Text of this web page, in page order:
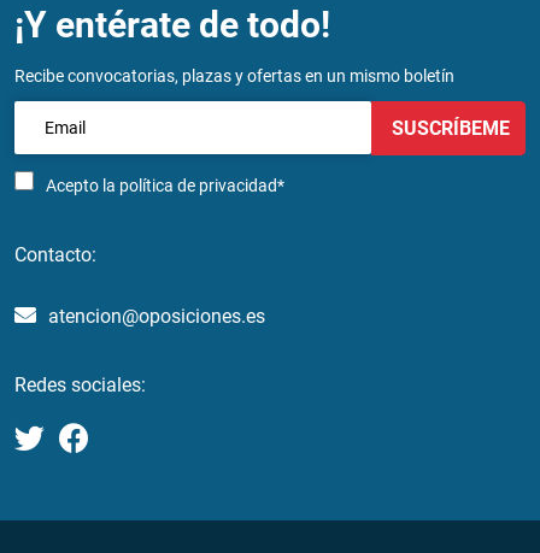
¡Y entérate de todo!
Recibe convocatorias, plazas y ofertas en un mismo boletín
Acepto la política de privacidad*
SUSCRÍBEME
Contacto:
atencion@oposiciones.es
Redes sociales: